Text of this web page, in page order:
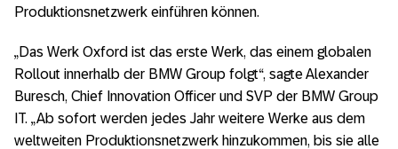
Produktionsnetzwerk einführen können.
„Das Werk Oxford ist das erste Werk, das einem globalen
Rollout innerhalb der BMW Group folgt“, sagte Alexander
Buresch, Chief Innovation Officer und SVP der BMW Group
IT. „Ab sofort werden jedes Jahr weitere Werke aus dem
weltweiten Produktionsnetzwerk hinzukommen, bis sie alle